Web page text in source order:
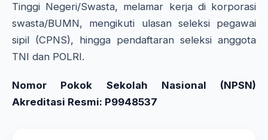
Tinggi Negeri/Swasta, melamar kerja di korporasi
swasta/BUMN, mengikuti ulasan seleksi pegawai
sipil (CPNS), hingga pendaftaran seleksi anggota
TNI dan POLRI.
Nomor Pokok Sekolah Nasional (NPSN)
Akreditasi Resmi: P9948537